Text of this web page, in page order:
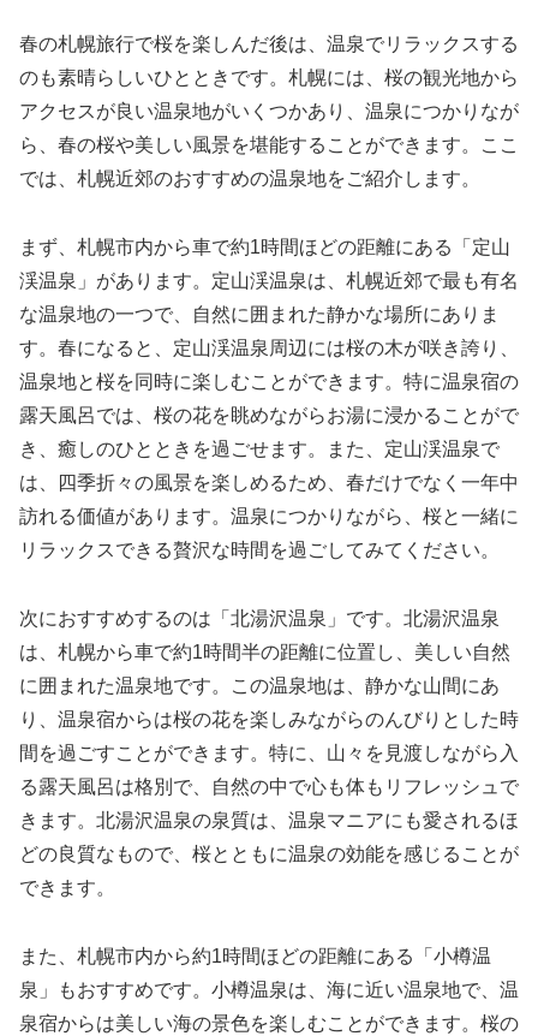
春の札幌旅行で桜を楽しんだ後は、温泉でリラックスする
のも素晴らしいひとときです。札幌には、桜の観光地から
アクセスが良い温泉地がいくつかあり、温泉につかりなが
ら、春の桜や美しい風景を堪能することができます。ここ
では、札幌近郊のおすすめの温泉地をご紹介します。
まず、札幌市内から車で約1時間ほどの距離にある「定山
渓温泉」があります。定山渓温泉は、札幌近郊で最も有名
な温泉地の一つで、自然に囲まれた静かな場所にありま
す。春になると、定山渓温泉周辺には桜の木が咲き誇り、
温泉地と桜を同時に楽しむことができます。特に温泉宿の
露天風呂では、桜の花を眺めながらお湯に浸かることがで
き、癒しのひとときを過ごせます。また、定山渓温泉で
は、四季折々の風景を楽しめるため、春だけでなく一年中
訪れる価値があります。温泉につかりながら、桜と一緒に
リラックスできる贅沢な時間を過ごしてみてください。
次におすすめするのは「北湯沢温泉」です。北湯沢温泉
は、札幌から車で約1時間半の距離に位置し、美しい自然
に囲まれた温泉地です。この温泉地は、静かな山間にあ
り、温泉宿からは桜の花を楽しみながらのんびりとした時
間を過ごすことができます。特に、山々を見渡しながら入
る露天風呂は格別で、自然の中で心も体もリフレッシュで
きます。北湯沢温泉の泉質は、温泉マニアにも愛されるほ
どの良質なもので、桜とともに温泉の効能を感じることが
できます。
また、札幌市内から約1時間ほどの距離にある「小樽温
泉」もおすすめです。小樽温泉は、海に近い温泉地で、温
泉宿からは美しい海の景色を楽しむことができます。桜の